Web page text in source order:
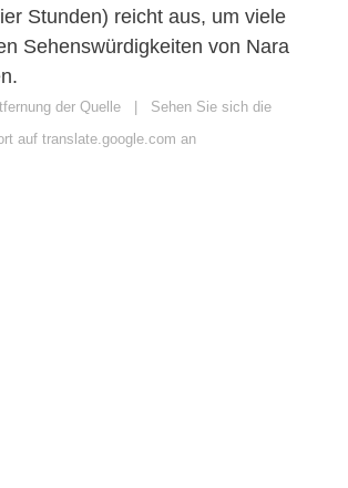
Stunden) reicht aus, um viele
Sehenswürdigkeiten von Nara
der Quelle
Sehen Sie sich die
auf translate.google.com an